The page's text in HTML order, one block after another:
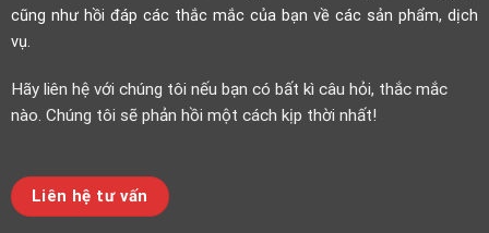
cũng như hồi đáp các thắc mắc của bạn về các sản phẩm, dịch
vụ.
Hãy liên hệ với chúng tôi nếu bạn có bất kì câu hỏi, thắc mắc
nào. Chúng tôi sẽ phản hồi một cách kịp thời nhất!
Liên hệ tư vấn